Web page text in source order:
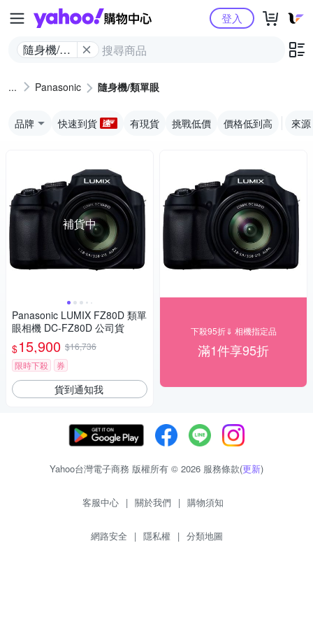
Yahoo購物中心
隨身機/類
登入
Panasonic 隨身機/類單眼
品牌 快速到貨 有現貨 挑戰低價 價格低到高 來源
補貨中
Panasonic LUMIX FZ80D 類單
眼相機 DC-FZ80D 公司貨
$15,900 $16,736
限時下殺
券
貨到通知我
下殺95折⇓ 相機指定品
滿1件享95折
Yahoo台灣電子商務 版權所有 © 2026 服務條款(更新)
客服中心 | 關於我們 | 購物須知
網路安全 | 隱私權 | 分類地圖